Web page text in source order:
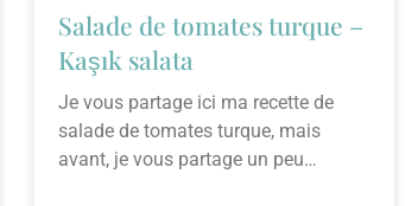
Salade de tomates turque –
Kaşık salata
Je vous partage ici ma recette de
salade de tomates turque, mais
avant, je vous partage un peu